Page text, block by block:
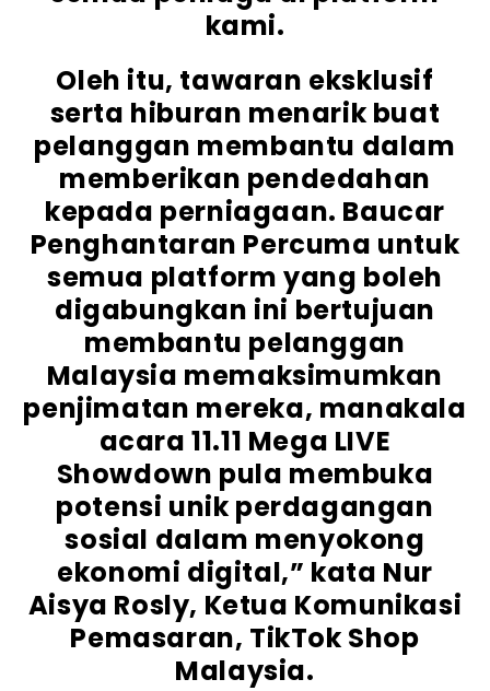
kami.
Oleh itu, tawaran eksklusif
serta hiburan menarik buat
pelanggan membantu dalam
memberikan pendedahan
kepada perniagaan. Baucar
Penghantaran Percuma untuk
semua platform yang boleh
digabungkan ini bertujuan
membantu pelanggan
Malaysia memaksimumkan
penjimatan mereka, manakala
acara 11.11 Mega LIVE
Showdown pula membuka
potensi unik perdagangan
sosial dalam menyokong
ekonomi digital,” kata Nur
Aisya Rosly, Ketua Komunikasi
Pemasaran, TikTok Shop
Malaysia.